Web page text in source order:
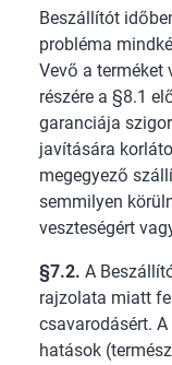
Beszállítót
probléma
Vevő a terméket
részére a §8.1
garanciája
javítására
megegyező
semmilyen
veszteségért
§7.2. A
rajzolata miatt
csavarodásért.
hatások